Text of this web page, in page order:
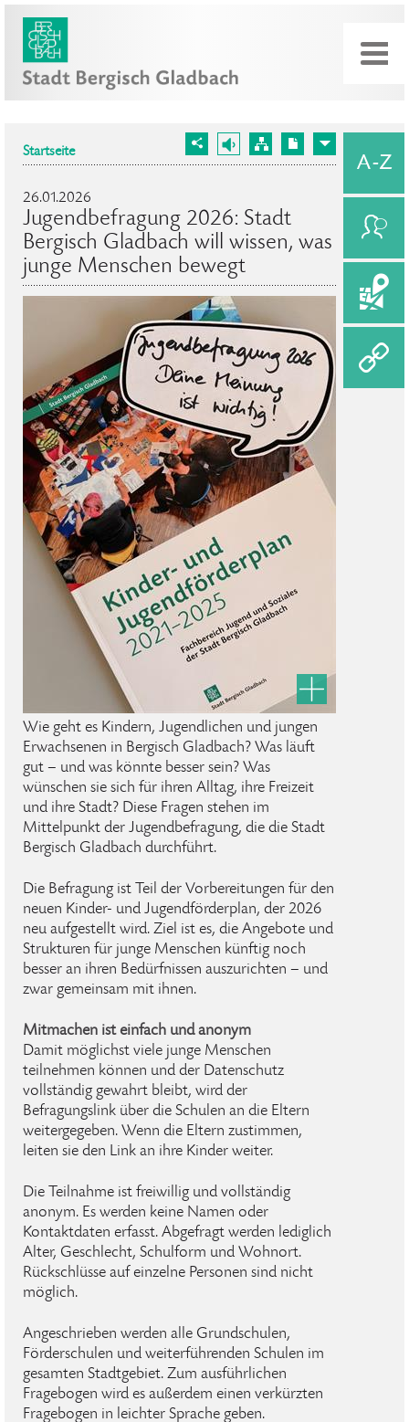
Startseite
26.01.2026
Jugendbefragung 2026: Stadt
Bergisch Gladbach will wissen, was
junge Menschen bewegt
Wie geht es Kindern, Jugendlichen und jungen
Erwachsenen in Bergisch Gladbach? Was läuft
gut – und was könnte besser sein? Was
wünschen sie sich für ihren Alltag, ihre Freizeit
und ihre Stadt? Diese Fragen stehen im
Mittelpunkt der Jugendbefragung, die die Stadt
Bergisch Gladbach durchführt.
Die Befragung ist Teil der Vorbereitungen für den
neuen Kinder- und Jugendförderplan, der 2026
neu aufgestellt wird. Ziel ist es, die Angebote und
Strukturen für junge Menschen künftig noch
besser an ihren Bedürfnissen auszurichten – und
zwar gemeinsam mit ihnen.
Mitmachen ist einfach und anonym
Damit möglichst viele junge Menschen
teilnehmen können und der Datenschutz
vollständig gewahrt bleibt, wird der
Befragungslink über die Schulen an die Eltern
weitergegeben. Wenn die Eltern zustimmen,
leiten sie den Link an ihre Kinder weiter.
Die Teilnahme ist freiwillig und vollständig
anonym. Es werden keine Namen oder
Kontaktdaten erfasst. Abgefragt werden lediglich
Alter, Geschlecht, Schulform und Wohnort.
Rückschlüsse auf einzelne Personen sind nicht
möglich.
Angeschrieben werden alle Grundschulen,
Förderschulen und weiterführenden Schulen im
gesamten Stadtgebiet. Zum ausführlichen
Fragebogen wird es außerdem einen verkürzten
Fragebogen in leichter Sprache geben.